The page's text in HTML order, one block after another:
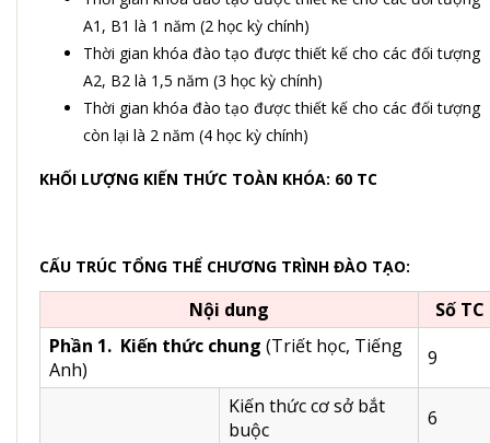
A1, B1 là 1 năm (2 học kỳ chính)
Thời gian khóa đào tạo được thiết kế cho các đối tượng
A2, B2 là 1,5 năm (3 học kỳ chính)
Thời gian khóa đào tạo được thiết kế cho các đối tượng
còn lại là 2 năm (4 học kỳ chính)
KHỐI LƯỢNG KIẾN THỨC TOÀN KHÓA: 60 TC
CẤU TRÚC TỔNG THỂ CHƯƠNG TRÌNH ĐÀO TẠO:
Nội dung
Số TC
Phần 1. Kiến thức chung (Triết học, Tiếng
Anh)
9
Kiến thức cơ sở bắt
buộc
6